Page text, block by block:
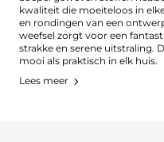
kwaliteit die moeiteloos in
en rondingen van een
weefsel zorgt voor een
strakke en serene uitstraling.
mooi als praktisch in elk huis.
Lees meer